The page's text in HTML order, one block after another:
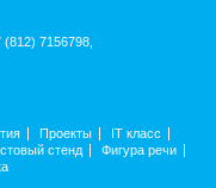
7156798,
Проекты
IT класс
стенд
Фигура речи